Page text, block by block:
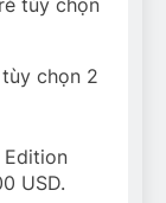
chọn 2
Edition
USD.